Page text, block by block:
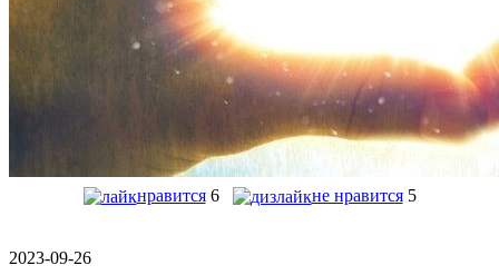
нравится 6 не нравится 5
2023-09-26